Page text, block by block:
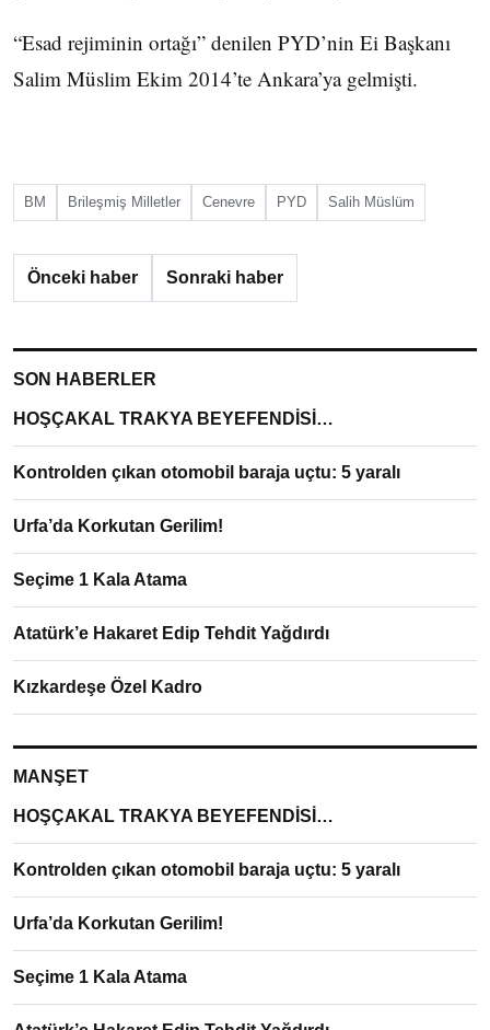
“Esad rejiminin ortağı” denilen PYD’nin Ei Başkanı
Salim Müslim Ekim 2014’te Ankara’ya gelmişti.
BM Brileşmiş Milletler Cenevre PYD Salih Müslüm
Önceki haber Sonraki haber
SON HABERLER
HOŞÇAKAL TRAKYA BEYEFENDİSİ…
Kontrolden çıkan otomobil baraja uçtu: 5 yaralı
Urfa’da Korkutan Gerilim!
Seçime 1 Kala Atama
Atatürk’e Hakaret Edip Tehdit Yağdırdı
Kızkardeşe Özel Kadro
MANŞET
HOŞÇAKAL TRAKYA BEYEFENDİSİ…
Kontrolden çıkan otomobil baraja uçtu: 5 yaralı
Urfa’da Korkutan Gerilim!
Seçime 1 Kala Atama